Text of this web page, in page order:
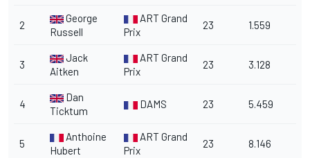
2
George
Russell
ART Grand
Prix
23 1.559
3
Jack
Aitken
ART Grand
Prix
23 3.128
4
Dan
Ticktum
DAMS 23 5.459
5
Anthoine
Hubert
ART Grand
Prix
23 8.146